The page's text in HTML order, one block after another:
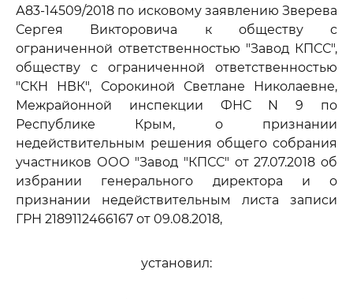
А83-14509/2018 по исковому заявлению Зверева
Сергея Викторовича к обществу с
ограниченной ответственностью "Завод КПСС",
обществу с ограниченной ответственностью
"СКН НВК", Сорокиной Светлане Николаевне,
Межрайонной инспекции ФНС N 9 по
Республике Крым, о признании
недействительным решения общего собрания
участников ООО "Завод "КПСС" от 27.07.2018 об
избрании генерального директора и о
признании недействительным листа записи
ГРН 2189112466167 от 09.08.2018,
установил: